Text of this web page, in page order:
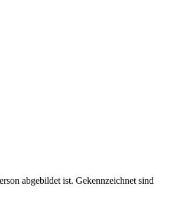
abgebildet ist. Gekennzeichnet sind